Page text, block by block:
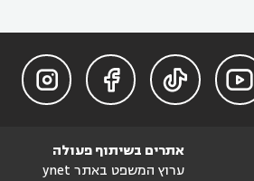




אתרים בשיתוף פעולה
ערוץ המשפט באתר ynet